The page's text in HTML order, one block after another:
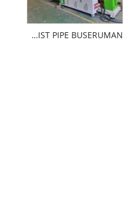
90-315mm PVC DRIST PIPE BUSERUMAN